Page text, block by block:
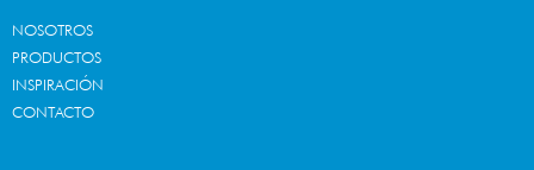
NOSOTROS
PRODUCTOS
INSPIRACIÓN
CONTACTO